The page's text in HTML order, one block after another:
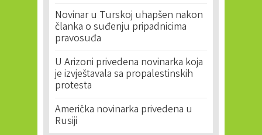
Novinar u Turskoj uhapšen nakon
članka o suđenju pripadnicima
pravosuđa
U Arizoni privedena novinarka koja
je izvještavala sa propalestinskih
protesta
Američka novinarka privedena u
Rusiji